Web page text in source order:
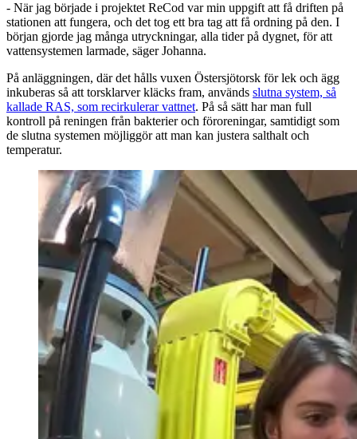
- När jag började i projektet ReCod var min uppgift att få driften på
stationen att fungera, och det tog ett bra tag att få ordning på den. I
början gjorde jag många utryckningar, alla tider på dygnet, för att
vattensystemen larmade, säger Johanna.
På anläggningen, där det hålls vuxen Östersjötorsk för lek och ägg
inkuberas så att torsklarver kläcks fram, används slutna system, så
kallade RAS, som recirkulerar vattnet. På så sätt har man full
kontroll på reningen från bakterier och föroreningar, samtidigt som
de slutna systemen möjliggör att man kan justera salthalt och
temperatur.